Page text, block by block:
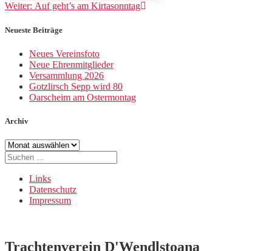
Beitrag:
Weiter: Nächster
Auf geht’s am Kirtasonntag
Neueste Beiträge
Neues Vereinsfoto
Neue Ehrenmitglieder
Versammlung 2026
Gotzlirsch Sepp wird 80
Oarscheim am Ostermontag
Archiv
Archiv
Suche
nach:
Links
Datenschutz
Impressum
Trachtenverein D'Wendlstoana